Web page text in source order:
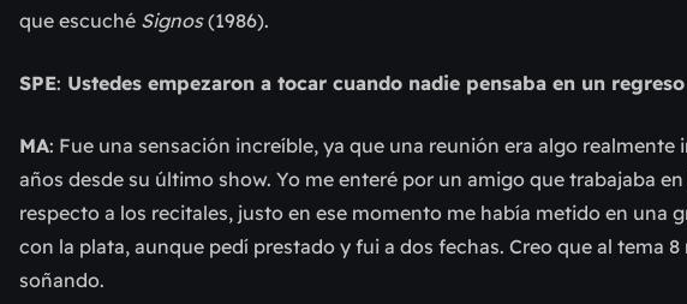
que escuché Signos(1986).
SPE: Ustedes empezaron a tocar cuando nadie pensaba en un
MA: Fue una sensación increíble, ya que una reunión era algo
años desde su último show. Yo me enteré por un amigo que trabajaba
respecto a los recitales, justo en ese momento me había metido en una
con la plata, aunque pedí prestado y fui a dos fechas. Creo que al tema
soñando.